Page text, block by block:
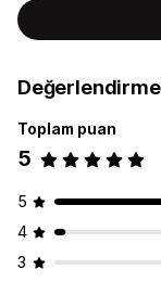
Toplam puan
5
5
4
3